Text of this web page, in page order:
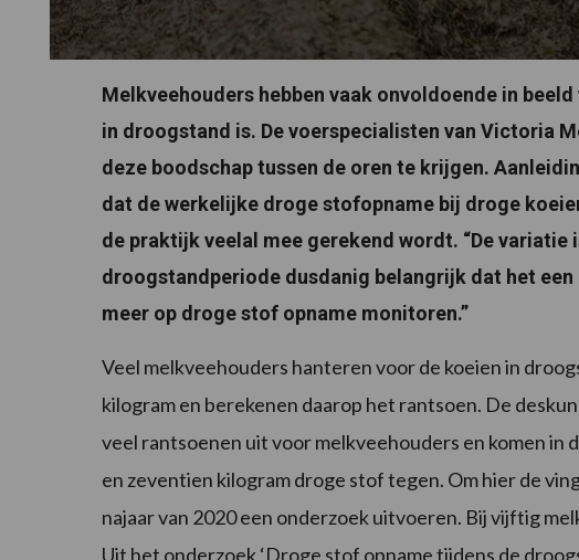
Melkveehouders hebben vaak onvoldoende in
in droogstand is. De voerspecialisten van Victoria
deze boodschap tussen de oren te krijgen.
dat de werkelijke droge stofopname bij droge
de praktijk veelal mee gerekend wordt. “De variatie
droogstandperiode dusdanig belangrijk dat het een
meer op droge stof opname monitoren.”
Veel melkveehouders hanteren voor de koeien in
kilogram en berekenen daarop het rantsoen. De
veel rantsoenen uit voor melkveehouders en komen in
en zeventien kilogram droge stof tegen. Om hier de
najaar van 2020 een onderzoek uitvoeren. Bij vijftig
Uit het onderzoek ‘Droge stof opname tijdens de